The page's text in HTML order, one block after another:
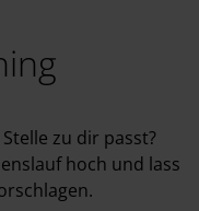
zu dir passt?
hoch und lass